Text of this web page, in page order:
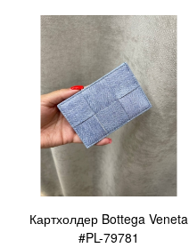
Картхолдер Bottega Veneta
#PL-79781